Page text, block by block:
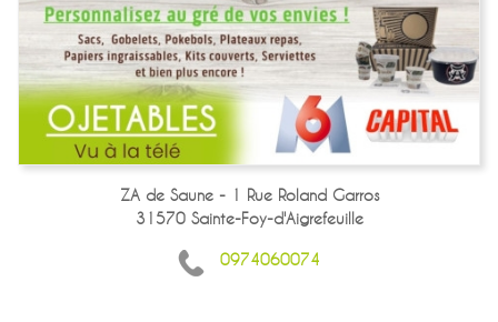
ZA de Saune - 1 Rue Roland Garros
31570 Sainte-Foy-d'Aigrefeuille
0974060074